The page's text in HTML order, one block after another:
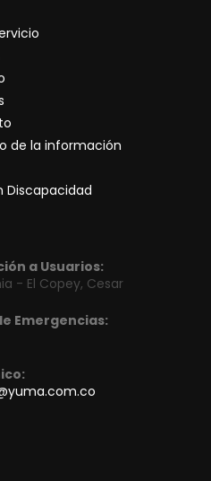
de la información
Discapacidad
a Usuarios:
- El Copey, Cesar
Emergencias: